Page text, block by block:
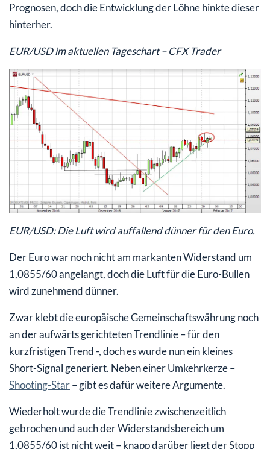
Prognosen, doch die Entwicklung der Löhne hinkte dieser
hinterher.
EUR/USD im aktuellen Tageschart – CFX Trader
EUR/USD: Die Luft wird auffallend dünner für den Euro.
Der Euro war noch nicht am markanten Widerstand um
1,0855/60 angelangt, doch die Luft für die Euro-Bullen
wird zunehmend dünner.
Zwar klebt die europäische Gemeinschaftswährung noch
an der aufwärts gerichteten Trendlinie – für den
kurzfristigen Trend -, doch es wurde nun ein kleines
Short-Signal generiert. Neben einer Umkehrkerze –
Shooting-Star– gibt es dafür weitere Argumente.
Wiederholt wurde die Trendlinie zwischenzeitlich
gebrochen und auch der Widerstandsbereich um
1,0855/60 ist nicht weit – knapp darüber liegt der Stopp